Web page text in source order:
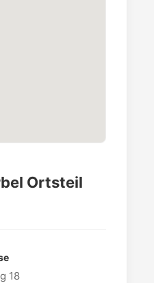
Ortsteil
18